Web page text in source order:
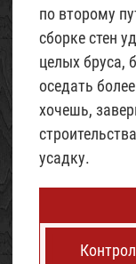
по второму
сборке стен
целых бруса,
оседать
хочешь,
усадку.